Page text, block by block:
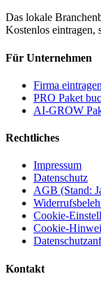
Das lokale
Kostenlos eintragen,
Für Unternehmen
Firma eintragen
PRO Paket
AI-GROW
Rechtliches
Impressum
Datenschutz
AGB (Stand:
Cookie-
Cookie-
Kontakt